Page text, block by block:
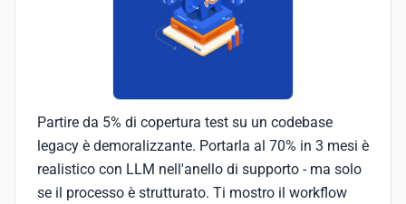
Partire da 5% di copertura test su un codebase
legacy è demoralizzante. Portarla al 70% in 3 mesi è
realistico con LLM nell'anello di supporto - ma solo
se il processo è strutturato. Ti mostro il workflow